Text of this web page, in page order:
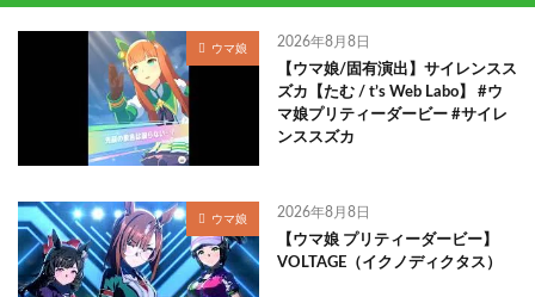
ウマ娘 2026年8月8日
【ウマ娘/固有演出】サイレンスス
ズカ【たむ / t’s Web Labo】 #ウ
マ娘プリティーダービー #サイレ
ンススズカ
ウマ娘 2026年8月8日
【ウマ娘 プリティーダービー】
VOLTAGE（イクノディクタス）